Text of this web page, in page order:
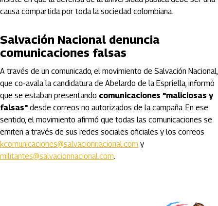
causa compartida por toda la sociedad colombiana.
Salvación Nacional denuncia
comunicaciones falsas
A través de un comunicado, el movimiento de Salvación Nacional,
que co-avala la candidatura de Abelardo de la Espriella, informó
que se estaban presentando comunicaciones "maliciosas y
falsas" desde correos no autorizados de la campaña. En ese
sentido, el movimiento afirmó que todas las comunicaciones se
emiten a través de sus redes sociales oficiales y los correos
kcomunicaciones@salvacionnacional.com y
militantes@salvacionnacional.com.